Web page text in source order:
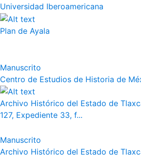
Universidad Iberoamericana
Plan de Ayala
Manuscrito
Centro de Estudios de Historia de
Archivo Histórico del Estado de
127, Expediente 33, f...
Manuscrito
Archivo Histórico del Estado de